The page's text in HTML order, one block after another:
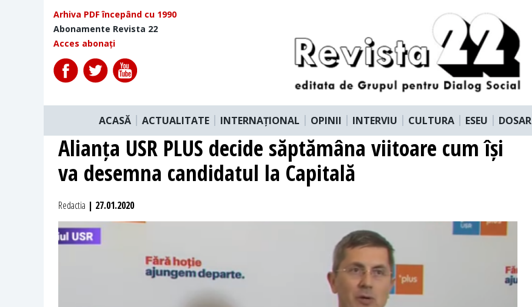
Arhiva PDF începând cu 1990
Abonamente Revista 22
Acces abonați
ACASĂ ACTUALITATE INTERNAȚIONAL OPINII INTERVIU CULTURA ESEU DOSAR
Alianța USR PLUS decide săptămâna viitoare cum își
va desemna candidatul la Capitală
Redactia | 27.01.2020